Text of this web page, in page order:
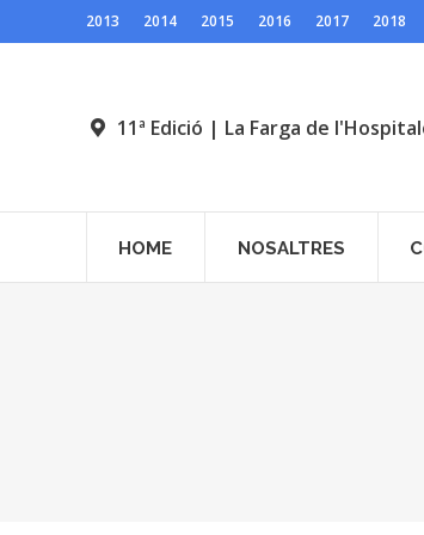
2013 2014 2015 2016 2017 2018
11ª Edició | La Farga de
HOME NOSALTRES